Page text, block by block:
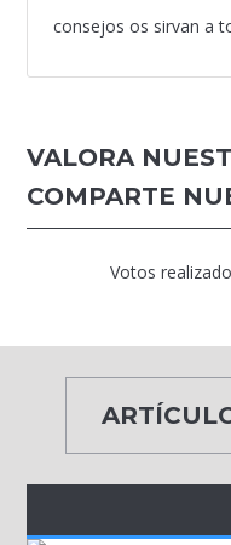
consejos os sirvan a
VALORA
COMPARTE
Votos